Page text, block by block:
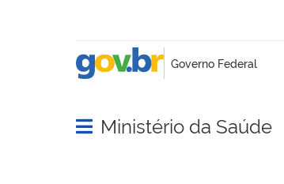
Abrir menu principal de navegação
Ministério da Saúde